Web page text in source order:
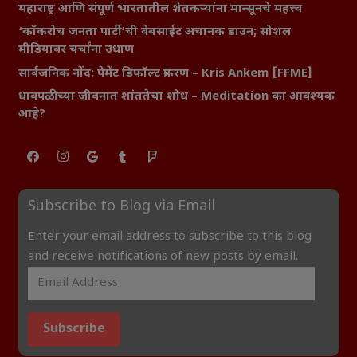
महाराष्ट्र आणि संपूर्ण भारतातील शेतकऱ्यांना मान्सूनचे महत्त्व
‘कॉकरोच जनता पार्टी’ची वेबसाईट अचानक डाउन; सोशल
मीडियावर चर्चांना उधाण
सार्वजनिक नोंद: पेमेंट डिफॉल्ट प्रकरण – Kris Ankem [FFME]
धावपळीच्या जीवनात शांततेचा शोध – Meditation का आवश्यक
आहे?
Subscribe to Blog via Email
Enter your email address to subscribe to this blog
and receive notifications of new posts by email.
Subscribe